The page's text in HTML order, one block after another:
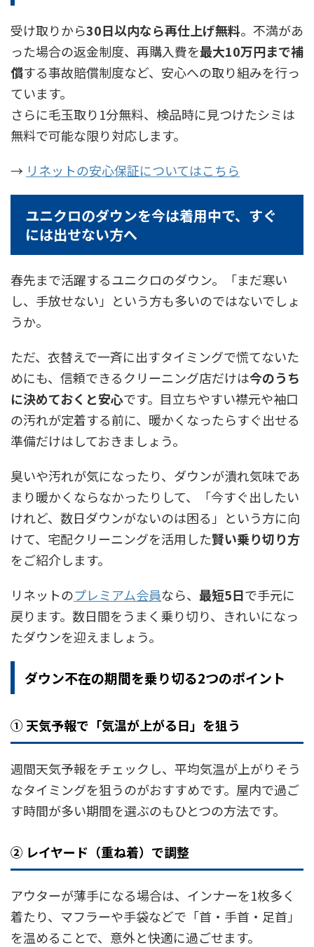
受け取りから30日以内なら再仕上げ無料。不満があ
った場合の返金制度、再購入費を最大10万円まで補
償する事故賠償制度など、安心への取り組みを行っ
ています。
さらに毛玉取り1分無料、検品時に見つけたシミは
無料で可能な限り対応します。
→ リネットの安心保証についてはこちら
ユニクロのダウンを今は着用中で、すぐ
には出せない方へ
春先まで活躍するユニクロのダウン。「まだ寒い
し、手放せない」という方も多いのではないでしょ
うか。
ただ、衣替えで一斉に出すタイミングで慌てないた
めにも、信頼できるクリーニング店だけは今のうち
に決めておくと安心です。目立ちやすい襟元や袖口
の汚れが定着する前に、暖かくなったらすぐ出せる
準備だけはしておきましょう。
臭いや汚れが気になったり、ダウンが潰れ気味であ
まり暖かくならなかったりして、「今すぐ出したい
けれど、数日ダウンがないのは困る」という方に向
けて、宅配クリーニングを活用した賢い乗り切り方
をご紹介します。
リネットのプレミアム会員なら、 最短5日で手元に
戻ります。数日間をうまく乗り切り、きれいになっ
たダウンを迎えましょう。
ダウン不在の期間を乗り切る2つのポイント
① 天気予報で「気温が上がる日」を狙う
週間天気予報をチェックし、平均気温が上がりそう
なタイミングを狙うのがおすすめです。屋内で過ご
す時間が多い期間を選ぶのもひとつの方法です。
② レイヤード（重ね着）で調整
アウターが薄手になる場合は、インナーを1枚多く
着たり、マフラーや手袋などで「首・手首・足首」
を温めることで、意外と快適に過ごせます。